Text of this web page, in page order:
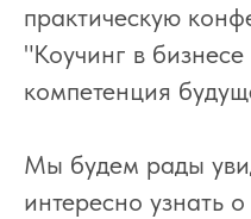
практическую
"Коучинг в
компетенция
Мы будем рады
интересно узнать